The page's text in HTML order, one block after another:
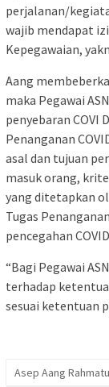
perjalanan/
wajib mendapat
Kepegawaian,
Aang
maka Pegawai
penyebaran COVI
Penanganan
asal dan tujuan
masuk orang,
yang ditetapkan
Tugas
pencegahan
“Bagi Pegawai
terhadap
sesuai ketentuan
Asep Aang